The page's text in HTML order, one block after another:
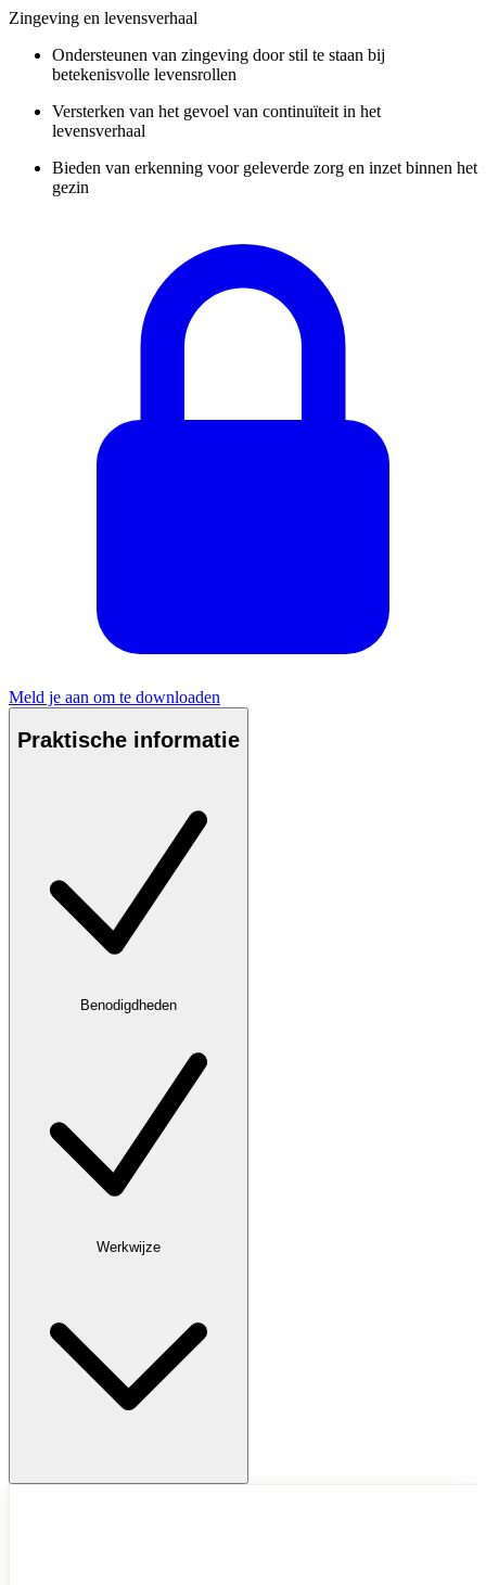
Zingeving en levensverhaal
Ondersteunen van zingeving door stil te staan bij
betekenisvolle levensrollen
Versterken van het gevoel van continuïteit in het
levensverhaal
Bieden van erkenning voor geleverde zorg en inzet binnen het
gezin
Meld je aan om te downloaden
Praktische informatie
Benodigdheden
Werkwijze